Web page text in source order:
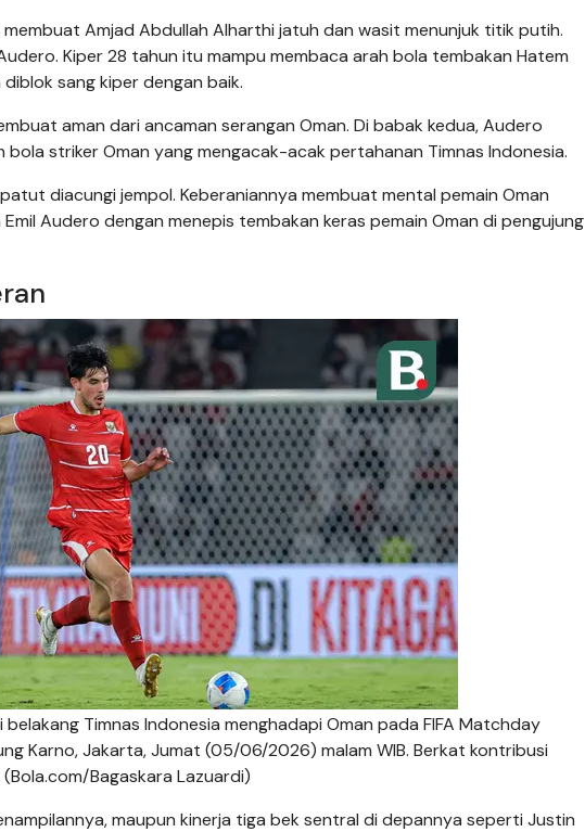
Amjad Abdullah Alharthi jatuh dan wasit menunjuk titik putih.
Kiper 28 tahun itu mampu membaca arah bola tembakan Hatem
sang kiper dengan baik.
aman dari ancaman serangan Oman. Di babak kedua, Audero
striker Oman yang mengacak-acak pertahanan Timnas Indonesia.
diacungi jempol. Keberaniannya membuat mental pemain Oman
Audero dengan menepis tembakan keras pemain Oman di pengujung
Timnas Indonesia menghadapi Oman pada FIFA Matchday
Karno, Jakarta, Jumat (05/06/2026) malam WIB. Berkat kontribusi
Bagaskara Lazuardi)
maupun kinerja tiga bek sentral di depannya seperti Justin